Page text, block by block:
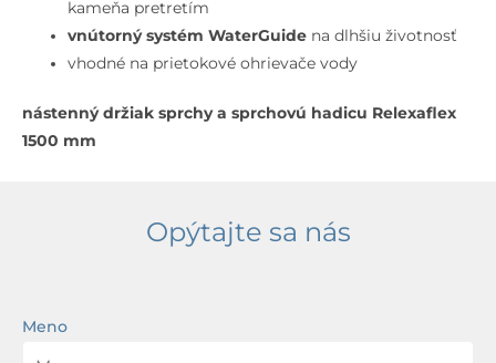
kameňa pretretím
vnútorný systém WaterGuide na dlhšiu životnosť
vhodné na prietokové ohrievače vody
nástenný držiak sprchy a sprchovú hadicu Relexaflex
1500 mm
Opýtajte sa nás
Meno